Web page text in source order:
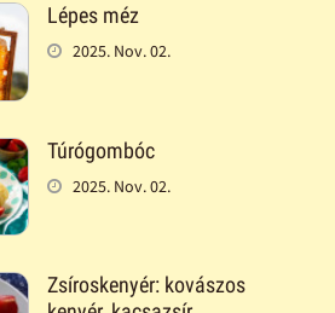
Lépes méz
2025. Nov. 02.
Túrógombóc
2025. Nov. 02.
Zsíroskenyér: kovászos